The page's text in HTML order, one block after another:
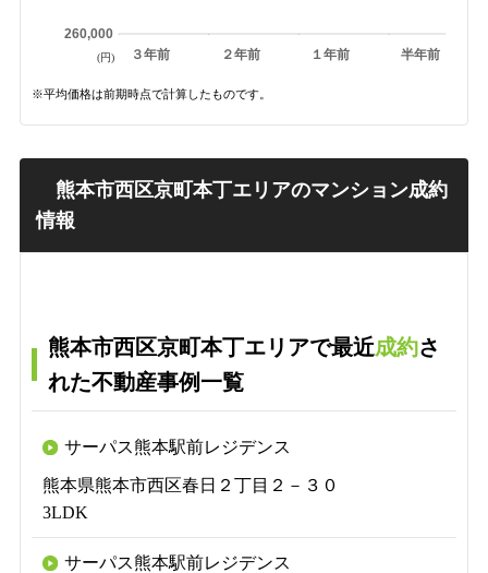
３年前 ２年前 １年前 半年前
260,000
(円)
※平均価格は前期時点で計算したものです。
熊本市西区京町本丁エリアのマンション成約
情報
熊本市西区京町本丁エリアで最近成約さ
れた不動産事例一覧
サーパス熊本駅前レジデンス
熊本県熊本市西区春日２丁目２－３０
3LDK
サーパス熊本駅前レジデンス